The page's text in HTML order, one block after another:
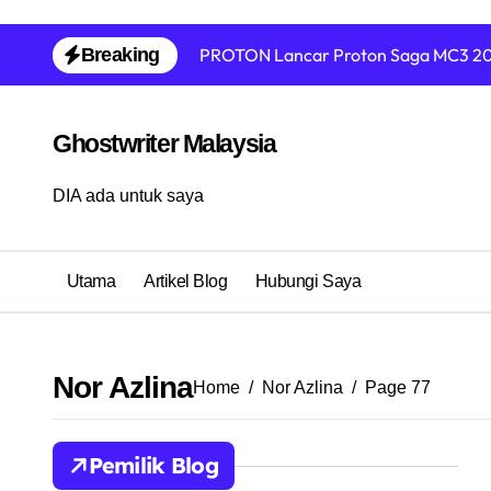
content
Breaking PROTON Lancar Proton Saga MC3
Ghostwriter Malaysia
DIA ada untuk saya
Utama Artikel Blog Hubungi Saya
Nor AzlinaHome Nor Azlina Page 77
Pemilik Blog